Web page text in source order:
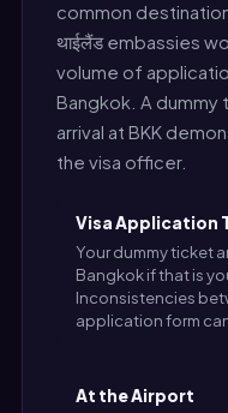
common
थाईलैंड embassies
volume of
Bangkok. A
arrival at BKK
the visa officer.
Visa Application
Your dummy ticket
Bangkok if that is
Inconsistencies
application form
At the Airport